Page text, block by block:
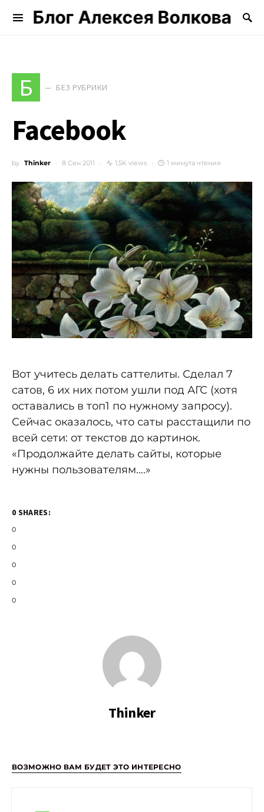
Блог Алексея Волкова
Search for:
Б БЕЗ РУБРИКИ
Facebook
by Thinker 8 Сен 2011 1,5K views 1 минута чтения
Вот учитесь делать саттелиты. Сделал 7
сатов, 6 их них потом ушли под АГС (хотя
оставались в топ1 по нужному запросу).
Сейчас оказалось, что саты расстащили по
всей сети: от текстов до картинок.
«Продолжайте делать сайты, которые
нужны пользователям….»
0 SHARES:
0
0
0
0
0
Thinker
ВОЗМОЖНО ВАМ БУДЕТ ЭТО ИНТЕРЕСНО